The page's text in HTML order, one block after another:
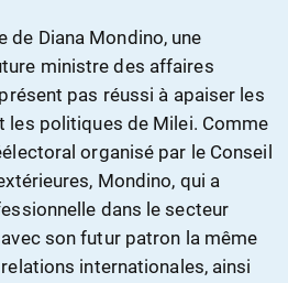
de Diana Mondino, une
ministre des affaires
présent pas réussi à apaiser les
les politiques de Milei. Comme
organisé par le Conseil
Mondino, qui a
dans le secteur
son futur patron la même
internationales, ainsi